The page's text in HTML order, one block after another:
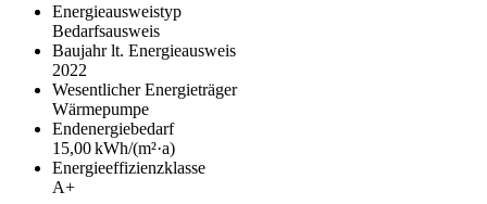
Energieausweistyp
Bedarfs­ausweis
Baujahr lt. Energieausweis
2022
Wesentlicher Energieträger
Wärmepumpe
Endenergie­bedarf
15,00 kWh/(m²·a)
Energie­effizienz­klasse
A+